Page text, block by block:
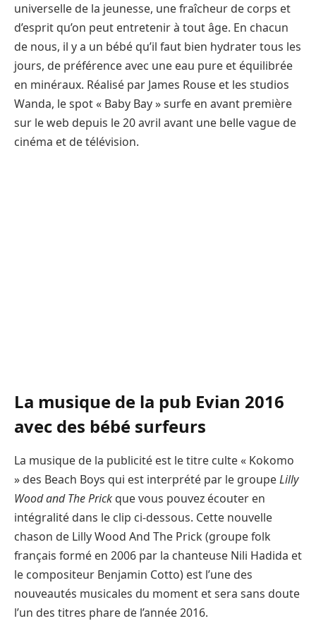
universelle de la jeunesse, une fraîcheur de corps et
d’esprit qu’on peut entretenir à tout âge. En chacun
de nous, il y a un bébé qu’il faut bien hydrater tous les
jours, de préférence avec une eau pure et équilibrée
en minéraux. Réalisé par James Rouse et les studios
Wanda, le spot « Baby Bay » surfe en avant première
sur le web depuis le 20 avril avant une belle vague de
cinéma et de télévision.
La musique de la pub Evian 2016
avec des bébé surfeurs
La musique de la publicité est le titre culte « Kokomo
» des Beach Boys qui est interprété par le groupeLilly
Wood and The Prick que vous pouvez écouter en
intégralité dans le clip ci-dessous. Cette nouvelle
chason de Lilly Wood And The Prick (groupe folk
français formé en 2006 par la chanteuse Nili Hadida et
le compositeur Benjamin Cotto) est l’une des
nouveautés musicales du moment et sera sans doute
l’un des titres phare de l’année 2016.